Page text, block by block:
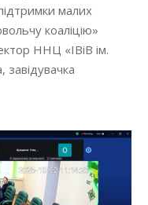
малих
коаліцію»
ННЦ «ІВіВ ім.
завідувачка